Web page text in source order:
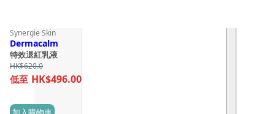
Synergie Skin
Dermacalm
特效退紅乳液
HK$620.0
HK$496.00